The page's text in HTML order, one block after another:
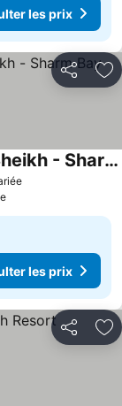
les prix
Partager
DoubleTree by Hilton Sharm El Sheikh - Sharm Bay
les prix
Partager